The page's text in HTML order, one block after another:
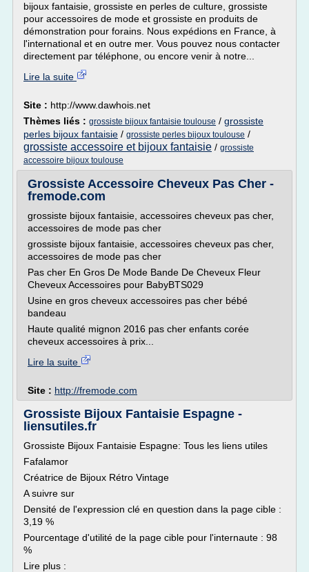
bijoux fantaisie, grossiste en perles de culture, grossiste
pour accessoires de mode et grossiste en produits de
démonstration pour forains. Nous expédions en France, à
l'international et en outre mer. Vous pouvez nous contacter
directement par téléphone, ou encore venir à notre...
Lire la suite
Site : http://www.dawhois.net
Thèmes liés : grossiste bijoux fantaisie toulouse / grossiste
perles bijoux fantaisie / grossiste perles bijoux toulouse /
grossiste accessoire et bijoux fantaisie / grossiste
accessoire bijoux toulouse
Grossiste Accessoire Cheveux Pas Cher -
fremode.com
grossiste bijoux fantaisie, accessoires cheveux pas cher,
accessoires de mode pas cher
grossiste bijoux fantaisie, accessoires cheveux pas cher,
accessoires de mode pas cher
Pas cher En Gros De Mode Bande De Cheveux Fleur
Cheveux Accessoires pour BabyBTS029
Usine en gros cheveux accessoires pas cher bébé
bandeau
Haute qualité mignon 2016 pas cher enfants corée
cheveux accessoires à prix...
Lire la suite
Site : http://fremode.com
Grossiste Bijoux Fantaisie Espagne -
liensutiles.fr
Grossiste Bijoux Fantaisie Espagne: Tous les liens utiles
Fafalamor
Créatrice de Bijoux Rétro Vintage
A suivre sur
Densité de l'expression clé en question dans la page cible :
3,19 %
Pourcentage d'utilité de la page cible pour l'internaute : 98
%
Lire plus :